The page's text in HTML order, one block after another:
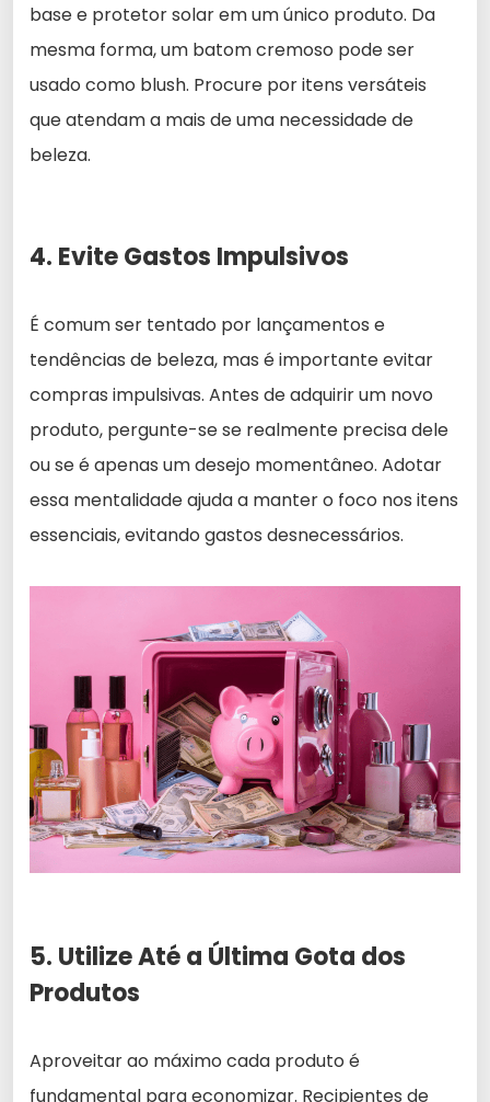
base e protetor solar em um único produto. Da
mesma forma, um batom cremoso pode ser
usado como blush. Procure por itens versáteis
que atendam a mais de uma necessidade de
beleza.
4. Evite Gastos Impulsivos
É comum ser tentado por lançamentos e
tendências de beleza, mas é importante evitar
compras impulsivas. Antes de adquirir um novo
produto, pergunte-se se realmente precisa dele
ou se é apenas um desejo momentâneo. Adotar
essa mentalidade ajuda a manter o foco nos itens
essenciais, evitando gastos desnecessários.
5. Utilize Até a Última Gota dos
Produtos
Aproveitar ao máximo cada produto é
fundamental para economizar. Recipientes de